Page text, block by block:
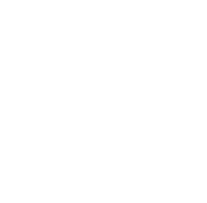
举报垃圾内容、钓鱼式攻击内容或恶